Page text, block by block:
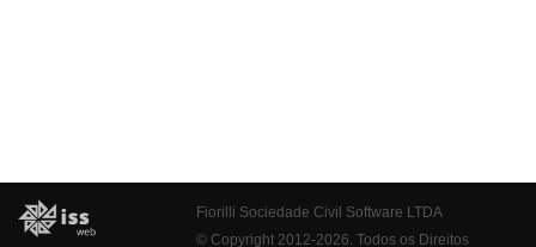
Fiorilli Sociedade Civil Software LTDA
© Copyright 2012-2026. Todos os Direitos